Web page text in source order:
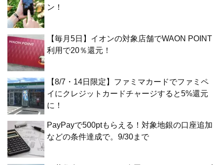
ン！
【毎月5日】イオンの対象店舗でWAON POINT
利用で20％還元！
【8/7・14日限定】ファミマカードでファミペ
イにクレジットカードチャージすると5%還元
に！
PayPayで500ptもらえる！対象地銀の口座追加
などの条件達成で。9/30まで